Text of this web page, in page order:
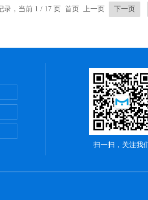
录，当前 1 / 17 页 首页 上一页 下一页
仪
抗分析仪
扫一扫，关注我